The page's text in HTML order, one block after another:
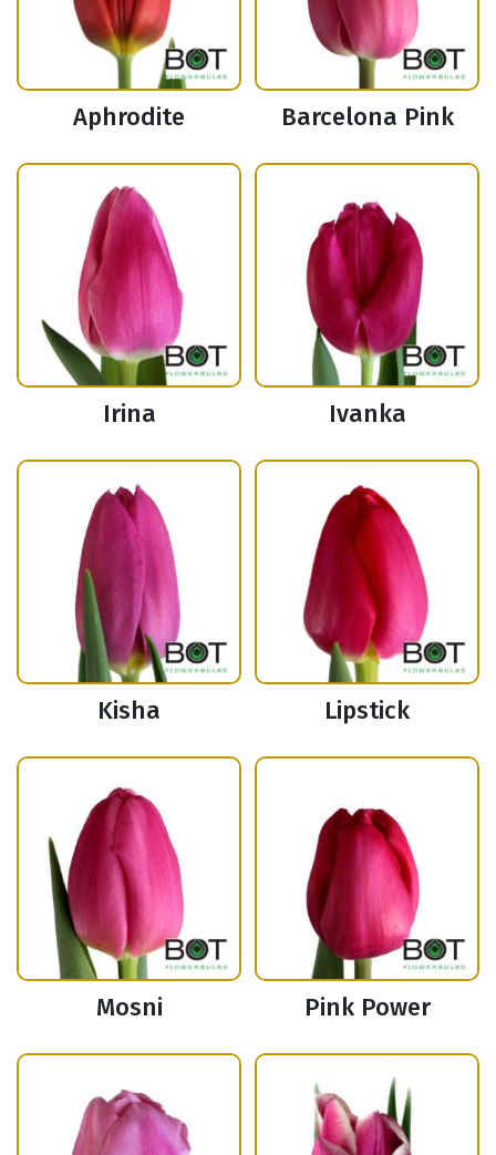
Aphrodite Barcelona Pink
Irina Ivanka
Kisha Lipstick
Mosni Pink Power